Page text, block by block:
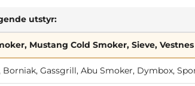
utstyr:
Mustang Cold Smoker, Sieve,
Gassgrill, Abu Smoker, Dymbox,